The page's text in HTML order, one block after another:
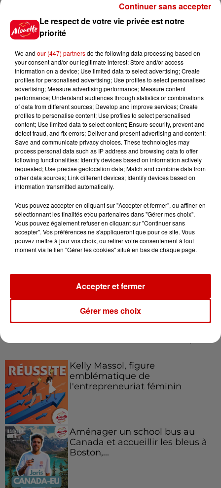
Jeux
Gagnez vos places pour le
Festival du Roi Arthur 2026 !
Gagnez vos entrées pour le
Musée du Sport Automobile au
Mans !
Alouette vous invite à
Le Duel - Gagnez votre balade
Podcasts
Kelly Massol, figure
emblématique de
l'entrepreneuriat féminin
Aménager un school bus au
Canada et accueillir les bleus à
Boston,...
Le respect de votre vie privée est notre
priorité
We and our (447) partnersdo the following data processing based on
your consent and/or our legitimate interest: Store and/or access
information on a device; Use limited data to select advertising; Create
profiles for personalised advertising; Use profiles to select personalised
advertising; Measure advertising performance; Measure content
performance; Understand audiences through statistics or combinations
of data from different sources; Develop and improve services; Create
profiles to personalise content; Use profiles to select personalised
content; Use limited data to select content; Ensure security, prevent and
detect fraud, and fix errors; Deliver and present advertising and content;
Save and communicate privacy choices. These technologies may
process personal data such as IP address and browsing data to offer
following functionalities: Identify devices based on information actively
requested; Use precise geolocation data; Match and combine data from
other data sources; Link different devices; Identify devices based on
information transmitted automatically.
Vous pouvez accepter en cliquant sur "Accepter et fermer", ou affiner en
sélectionnant les finalités et/ou partenaires dans "Gérer mes choix".
Vous pouvez également refuser en cliquant sur "Continuer sans
accepter". Vos préférences ne s'appliqueront que pour ce site. Vous
pouvez mettre à jour vos choix, ou retirer votre consentement à tout
moment via le lien "Gérer les cookies" situé en bas de chaque page.
Gérer mes choix
Accepter et fermer
Continuer sans accepter